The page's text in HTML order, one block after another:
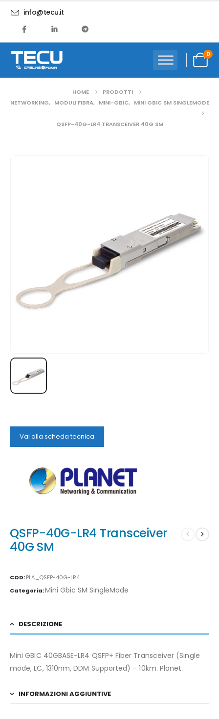
info@tecu.it
0
HOME
PRODOTTI
NETWORKING, MODULI FIBRA, MINI-GBIC, MINI GBIC SM SINGLEMODE
QSFP-40G-LR4 TRANSCEIVER 40G SM
Vai alla scheda tecnica
QSFP-40G-LR4 Transceiver
40G SM
COD:PLA_QSFP-40G-LR4
Categoria:Mini Gbic SM SingleMode
DESCRIZIONE
Mini GBIC 40GBASE-LR4 QSFP+ Fiber Transceiver (Single
mode, LC, 1310nm, DDM Supported) – 10km. Planet.
INFORMAZIONI AGGIUNTIVE